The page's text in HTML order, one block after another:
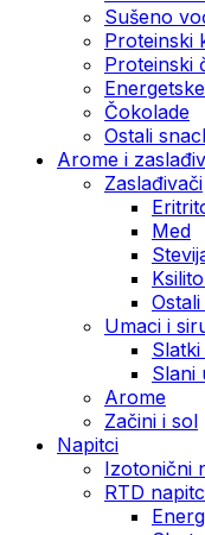
Sušeno
Proteinski
Proteinski
Čokolade
Ostali
Arome i
Zaslađivači
Med
Umaci i
Slani
Arome
Začini i sol
Napitci
Izotonični
RTD